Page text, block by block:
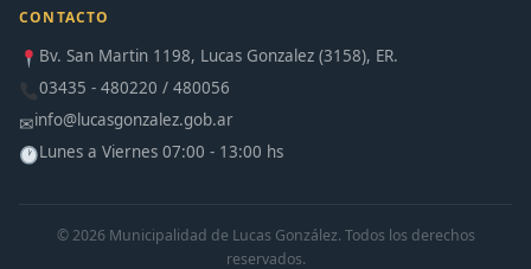
CONTACTO
Bv. San Martin 1198, Lucas Gonzalez (3158), ER.
03435 - 480220 / 480056
✉info@lucasgonzalez.gob.ar
Lunes a Viernes 07:00 - 13:00 hs
© 2026 Municipalidad de Lucas González. Todos los derechos
reservados.